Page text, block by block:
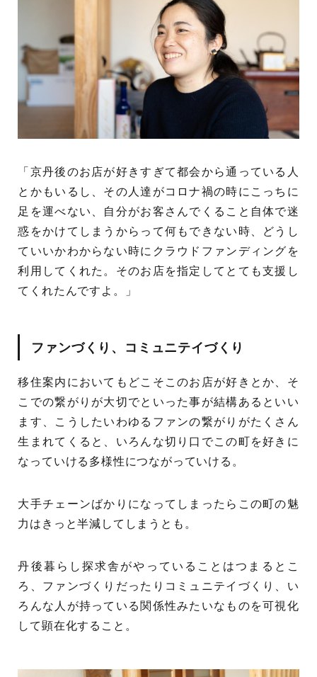
「京丹後のお店が好きすぎて都会から通っている人
とかもいるし、その人達がコロナ禍の時にこっちに
足を運べない、自分がお客さんでくること自体で迷
惑をかけてしまうからって何もできない時、どうし
ていいかわからない時にクラウドファンディングを
利用してくれた。そのお店を指定してとても支援し
てくれたんですよ。」
ファンづくり、コミュニテイづくり
移住案内においてもどこそこのお店が好きとか、そ
こでの繋がりが大切でといった事が結構あるといい
ます、こうしたいわゆるファンの繋がりがたくさん
生まれてくると、いろんな切り口でこの町を好きに
なっていける多様性につながっていける。
大手チェーンばかりになってしまったらこの町の魅
力はきっと半減してしまうとも。
丹後暮らし探求舎がやっていることはつまるとこ
ろ、ファンづくりだったりコミュニテイづくり、い
ろんな人が持っている関係性みたいなものを可視化
して顕在化すること。